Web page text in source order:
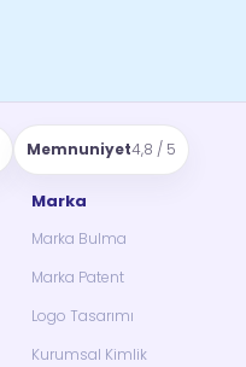
Memnuniyet4,8 / 5
Marka
Marka Bulma
Marka Patent
Logo Tasarımı
Kurumsal Kimlik